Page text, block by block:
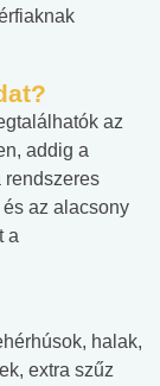
az
addig a
rendszeres
az alacsony
a
halak,
extra szűz